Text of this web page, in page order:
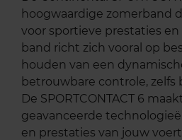
hoogwaardige zomerband
voor sportieve prestaties
band richt zich vooral op
houden van een
betrouwbare controle, zelfs
De SPORTCONTACT 6
geavanceerde
en prestaties van jouw